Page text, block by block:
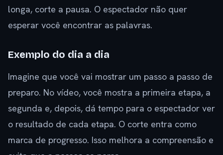
longa, corte a pausa. O espectador não quer
esperar você encontrar as palavras.
Exemplo do dia a dia
Imagine que você vai mostrar um passo a passo de
preparo. No vídeo, você mostra a primeira etapa, a
segunda e, depois, dá tempo para o espectador ver
o resultado de cada etapa. O corte entra como
marca de progresso. Isso melhora a compreensão e